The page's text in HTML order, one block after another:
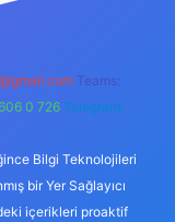
Teams:
0 726 Telegram:
Bilgi Teknolojileri
bir Yer Sağlayıcı
içerikleri proaktif